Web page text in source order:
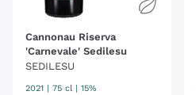
Cannonau Riserva
'Carnevale' Sedilesu
SEDILESU
2021 75 cl | 15%